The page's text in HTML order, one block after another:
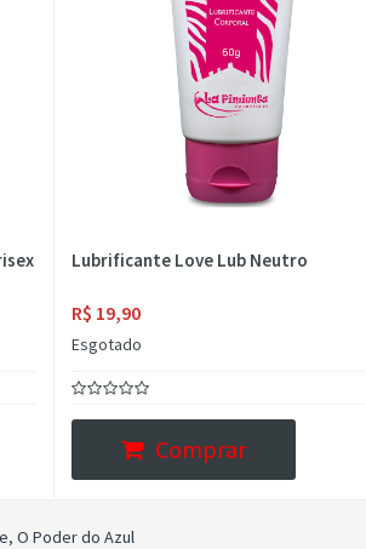
Lubrificante Love Lub Neutro
R$ 19,90
Esgotado
Comprar
, O Poder do Azul